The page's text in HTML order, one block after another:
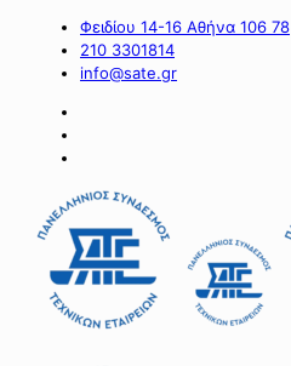
Φειδίου 14-16 Αθήνα 106 78
210 3301814
info@sate.gr